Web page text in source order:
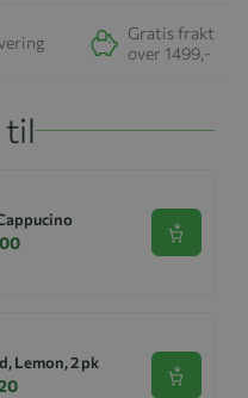
Gratis frakt
over 1499,-
til
Se
Lemon, 2 pk
Se